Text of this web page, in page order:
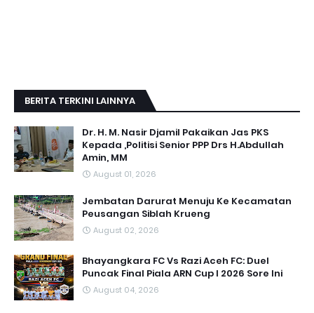
BERITA TERKINI LAINNYA
Dr. H. M. Nasir Djamil Pakaikan Jas PKS
Kepada ,Politisi Senior PPP Drs H.Abdullah
Amin, MM
August 01, 2026
Jembatan Darurat Menuju Ke Kecamatan
Peusangan Siblah Krueng
August 02, 2026
Bhayangkara FC Vs Razi Aceh FC: Duel
Puncak Final Piala ARN Cup I 2026 Sore Ini
August 04, 2026